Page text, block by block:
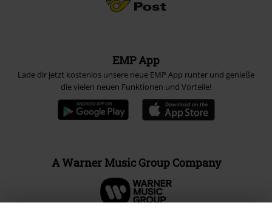
EMP App
Lade dir jetzt kostenlos unsere neue EMP App runter und genieße
die vielen neuen Funktionen und Vorteile!
A Warner Music Group Company